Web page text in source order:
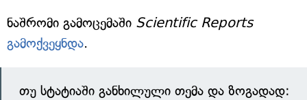
ნაშრომი გამოცემაში Scientific Reports
გამოქვეყნდა.
თუ სტატიაში განხილული თემა და ზოგადად: